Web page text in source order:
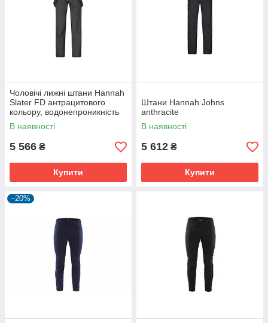
Чоловічі лижні штани Hannah
Slater FD антрацитового
кольору, водонепроникність
10000 мм, з підтяжками
В наявності
5 566 ₴
Купити
Штани Hannah Johns
anthracite
В наявності
5 612 ₴
Купити
–20%